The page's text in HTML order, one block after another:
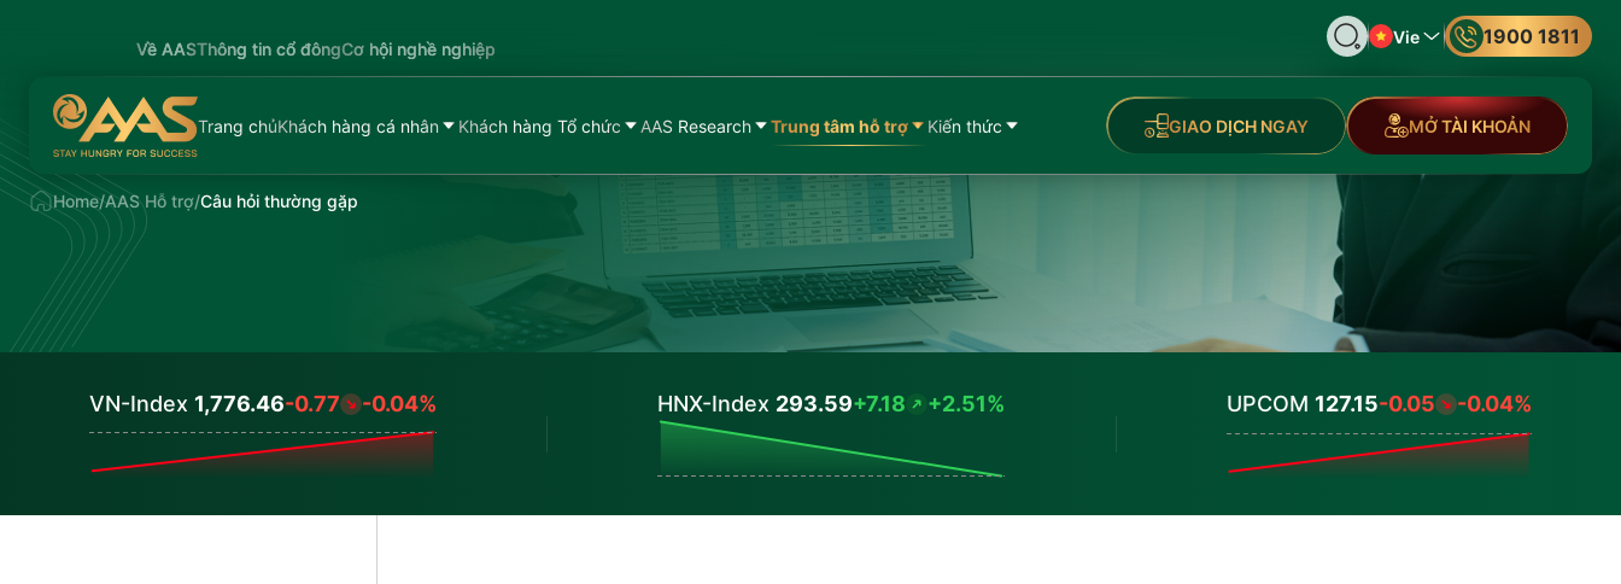
Về AASThông tin cổ đôngCơ hội nghề nghiệp
Vie 1900 1811
Trang chủKhách hàng cá nhân Khách hàng Tổ chức AAS Research Trung tâm hỗ trợ Kiến thức GIAO DỊCH NGAY MỞ TÀI KHOẢN
Home/AAS Hỗ trợ/Câu hỏi thường gặp
VN-Index 1,776.46-0.77 -0.04% HNX-Index 293.59+7.18 +2.51% UPCOM 127.15-0.05 -0.04%